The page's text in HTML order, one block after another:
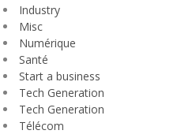
Industry
Misc
Numérique
Santé
Start a business
Tech Generation
Tech Generation
Télécom